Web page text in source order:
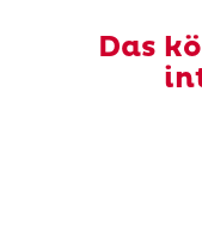
Das